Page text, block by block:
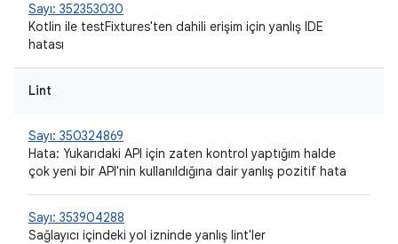
Sayı: 352353030
Kotlin ile testFixtures'ten dahili erişim için yanlış IDE
hatası
Lint
Sayı: 350324869
Hata: Yukarıdaki API için zaten kontrol yaptığım halde
çok yeni bir API'nin kullanıldığına dair yanlış pozitif hata
Sayı: 353904288
Sağlayıcı içindeki yol izninde yanlış lint'ler